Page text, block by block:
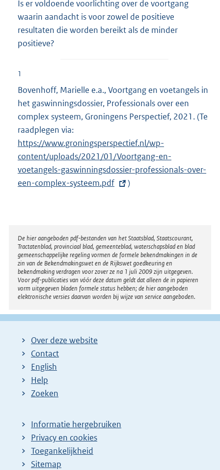
Is er voldoende voorlichting over de voortgang
waarin aandacht is voor zowel de positieve
resultaten die worden bereikt als de minder
positieve?
1
Bovenhoff, Marielle e.a., Voortgang en voetangels in
het gaswinningsdossier, Professionals over een
complex systeem, Groningens Perspectief, 2021. (Te
raadplegen via:
x
t
e
r
i
n
k
:
https://www.groningsperspectief.nl/wp-
content/uploads/2021/01/Voortgang-en-
voetangels-gaswinningsdossier-professionals-over-
een-complex-systeem.pdf
)
Disclaimer
De hier aangeboden pdf-bestanden van het Staatsblad, Staatscourant,
Tractatenblad, provinciaal blad, gemeenteblad, waterschapsblad en blad
gemeenschappelijke regeling vormen de formele bekendmakingen in de
zin van de Bekendmakingswet en de Rijkswet goedkeuring en
bekendmaking verdragen voor zover ze na 1 juli 2009 zijn uitgegeven.
Voor pdf-publicaties van vóór deze datum geldt dat alleen de in papieren
vorm uitgegeven bladen formele status hebben; de hier aangeboden
elektronische versies daarvan worden bij wijze van service aangeboden.
Over deze website
Contact
English
Help
Zoeken
Informatie hergebruiken
Privacy en cookies
Toegankelijkheid
Sitemap